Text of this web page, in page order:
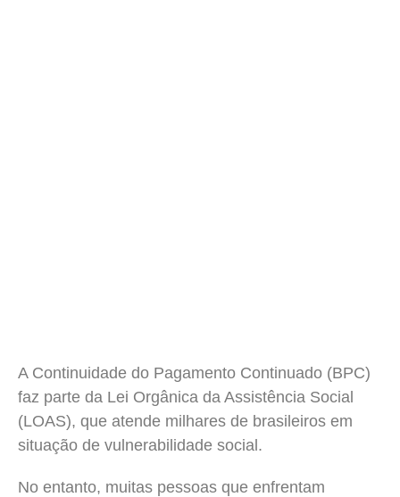
A Continuidade do Pagamento Continuado (BPC)
faz parte da Lei Orgânica da Assistência Social
(LOAS), que atende milhares de brasileiros em
situação de vulnerabilidade social.
No entanto, muitas pessoas que enfrentam